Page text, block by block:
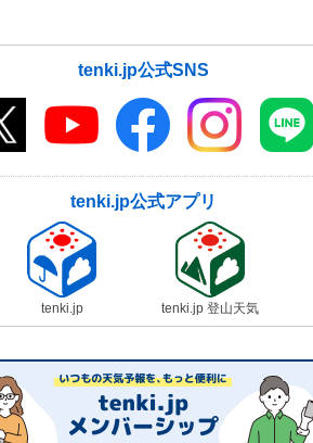
tenki.jp公式SNS
tenki.jp公式アプリ
tenki.jp tenki.jp 登山天気